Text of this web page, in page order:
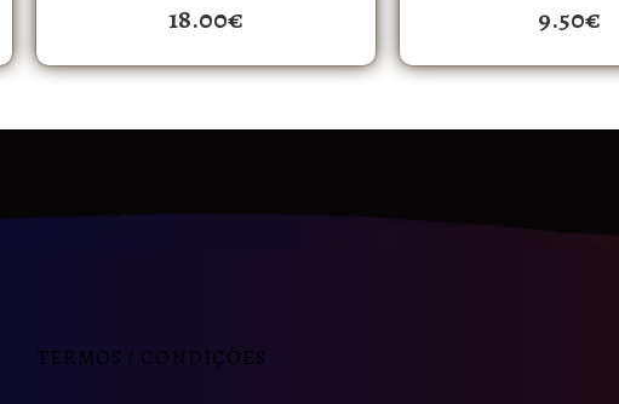
18.00€ 9.50€
TERMOS / CONDIÇÕES